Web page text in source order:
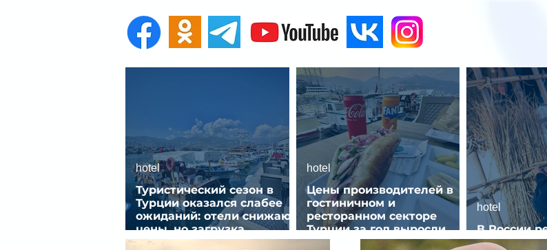
Туристический сезон в
Турции оказался слабее
ожиданий: отели снижают
цены, но загрузка
остается низкой
hotel
Цены производителей в
гостиничном и
ресторанном секторе
Турции за год выросли
почти на 32%
hotel
В России
спрос на
hotel